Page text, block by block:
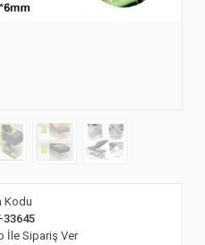
Kodu
33645
İle Sipariş Ver